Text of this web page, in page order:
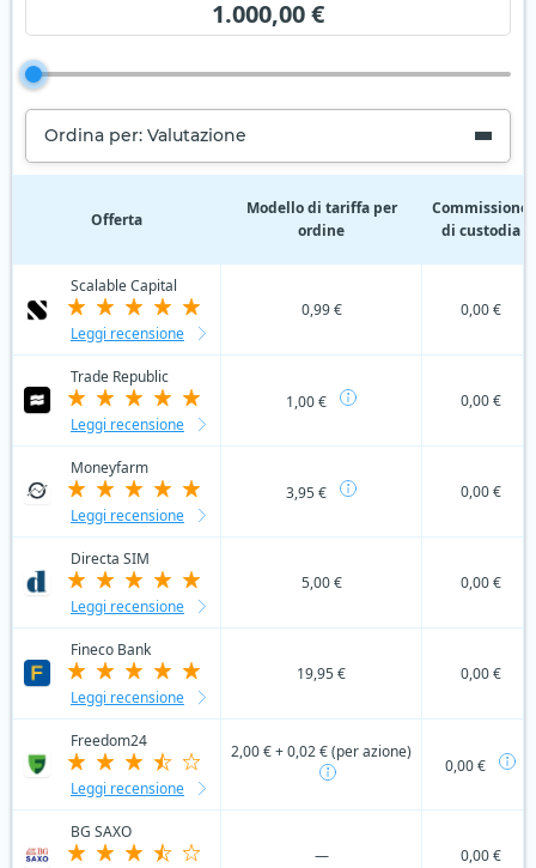
1.000,00 €
Ordina per: Valutazione
Offerta
Modello di tariffa per
ordine
Commissione
di custodia
Scalable Capital
Leggi recensione
0,99 € 0,00 €
Trade Republic
Leggi recensione
1,00 € 0,00 €
Moneyfarm
Leggi recensione
3,95 € 0,00 €
Directa SIM
Leggi recensione
5,00 € 0,00 €
Fineco Bank
Leggi recensione
19,95 € 0,00 €
Freedom24
Leggi recensione
2,00 € + 0,02 € (per azione)
0,00 €
BG SAXO
— 0,00 €